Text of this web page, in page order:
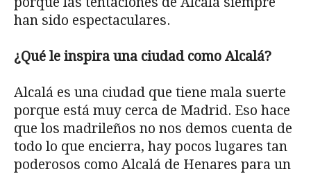
han sido espectaculares.
¿Qué le inspira una ciudad como Alcalá?
Alcalá es una ciudad que tiene mala suerte
porque está muy cerca de Madrid. Eso hace
que los madrileños no nos demos cuenta de
todo lo que encierra, hay pocos lugares tan
poderosos como Alcalá de Henares para un